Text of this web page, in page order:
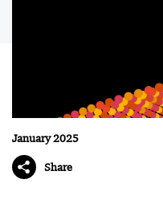
January 2025
Share